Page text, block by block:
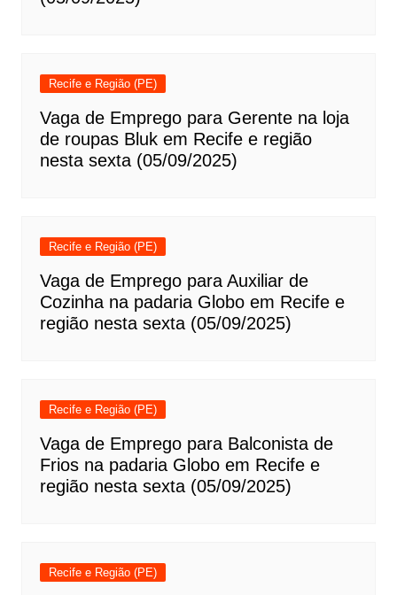
Recife e Região (PE)
Vaga de Emprego para Gerente na loja
de roupas Bluk em Recife e região
nesta sexta (05/09/2025)
Recife e Região (PE)
Vaga de Emprego para Auxiliar de
Cozinha na padaria Globo em Recife e
região nesta sexta (05/09/2025)
Recife e Região (PE)
Vaga de Emprego para Balconista de
Frios na padaria Globo em Recife e
região nesta sexta (05/09/2025)
Recife e Região (PE)